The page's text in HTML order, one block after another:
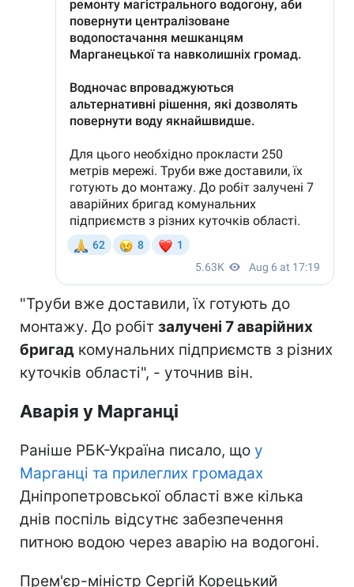
"Труби вже доставили, їх готують до
монтажу. До робіт залучені 7 аварійних
бригад комунальних підприємств з різних
куточків області", - уточнив він.
Аварія у Марганці
Раніше РБК-Україна писало, що у
Марганці та прилеглих громадах
Дніпропетровської області вже кілька
днів поспіль відсутнє забезпечення
питною водою через аварію на водогоні.
Прем'єр-міністр Сергій Корецький